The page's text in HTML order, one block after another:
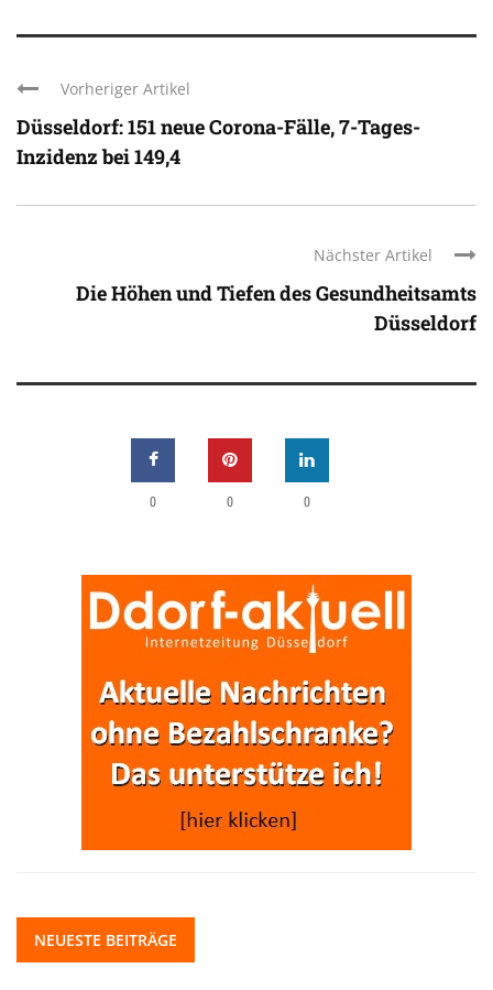
Vorheriger Artikel
Düsseldorf: 151 neue Corona-Fälle, 7-Tages-
Inzidenz bei 149,4
Nächster Artikel
Die Höhen und Tiefen des Gesundheitsamts
Düsseldorf
0 0 0
NEUESTE BEITRÄGE